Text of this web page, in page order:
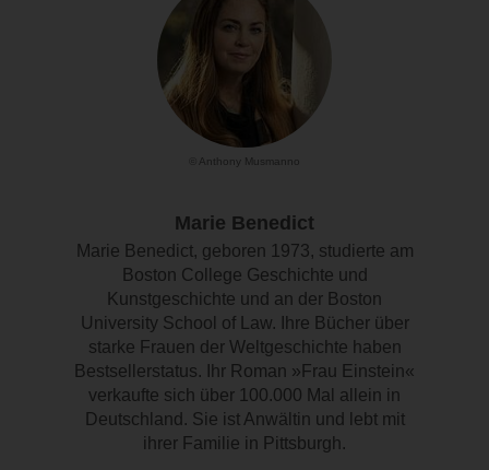
© Anthony Musmanno
Marie Benedict
Marie Benedict, geboren 1973, studierte am
Boston College Geschichte und
Kunstgeschichte und an der Boston
University School of Law. Ihre Bücher über
starke Frauen der Weltgeschichte haben
Bestsellerstatus. Ihr Roman »Frau Einstein«
verkaufte sich über 100.000 Mal allein in
Deutschland. Sie ist Anwältin und lebt mit
ihrer Familie in Pittsburgh.